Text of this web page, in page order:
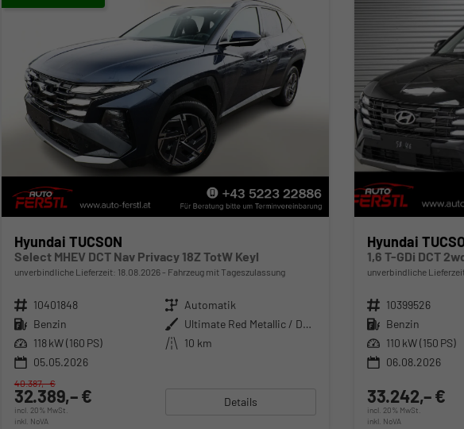
Hyundai TUCSON
Select MHEV DCT Nav Privacy 18Z TotW Keyl
unverbindliche Lieferzeit: 18.08.2026 Fahrzeug mit Tageszulassung
Fahrzeugnr. 10401848 Getriebe Automatik
Kraftstoff Benzin Außenfarbe
Ultimate Red Metallic / Dachfarb
Leistung 118 kW (160 PS) Kilometerstand 10 km
05.05.2026
32.389,– €
incl. 20% MwSt.
inkl. NoVA
40.387,– €
Details
Hyundai
1,6 T-GDi DCT
unverbindliche
Fahrzeugnr. 10399526
Kraftstoff Benzin
Leistung 110 kW (150 PS)
06.08.2026
33.242,– €
incl. 20% MwSt.
inkl. NoVA